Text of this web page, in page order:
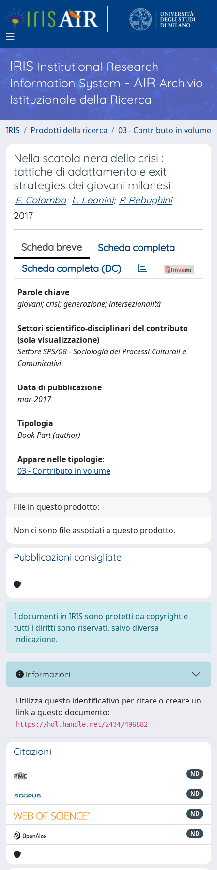
IRISInstitutional Research
Information System - AIR Archivio
Istituzionale della Ricerca
IRIS Prodotti della ricerca 03 - Contributo in volume
Nella scatola nera della crisi :
tattiche di adattamento e exit
strategies dei giovani milanesi
E. Colombo; L. Leonini; P. Rebughini
2017
Scheda breve
Scheda completa
Scheda completa (DC)
Parole chiave
giovani; crisi; generazione; intersezionalità
Settori scientifico-disciplinari del contributo
(sola visualizzazione)
Settore SPS/08 - Sociologia dei Processi Culturali e
Comunicativi
Data di pubblicazione
mar-2017
Tipologia
Book Part (author)
Appare nelle tipologie:
03 - Contributo in volume
File in questo prodotto:
Non ci sono file associati a questo prodotto.
Pubblicazioni consigliate
I documenti in IRIS sono protetti da copyright e
tutti i diritti sono riservati, salvo diversa
indicazione.
Informazioni
Utilizza questo identificativo per citare o creare un
link a questo documento:
https://hdl.handle.net/2434/496882
Citazioni
ND
ND
ND
ND